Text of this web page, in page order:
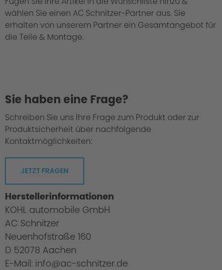
Kreatives Design
wählen Sie einen AC Schnitzer-Partner aus. Sie
erhalten von unserem Partner ein Gesamtangebot für
die Teile & Montage.
Sie haben eine Frage?
Schreiben Sie uns Ihre Frage zum Produkt oder zur
Produktsicherheit über nachfolgende
Kontaktmöglichkeiten:
JETZT FRAGEN
Herstellerinformationen
KOHL automobile GmbH
AC Schnitzer
Neuenhofstraße 160
D 52078 Aachen
E-Mail: info@ac-schnitzer.de